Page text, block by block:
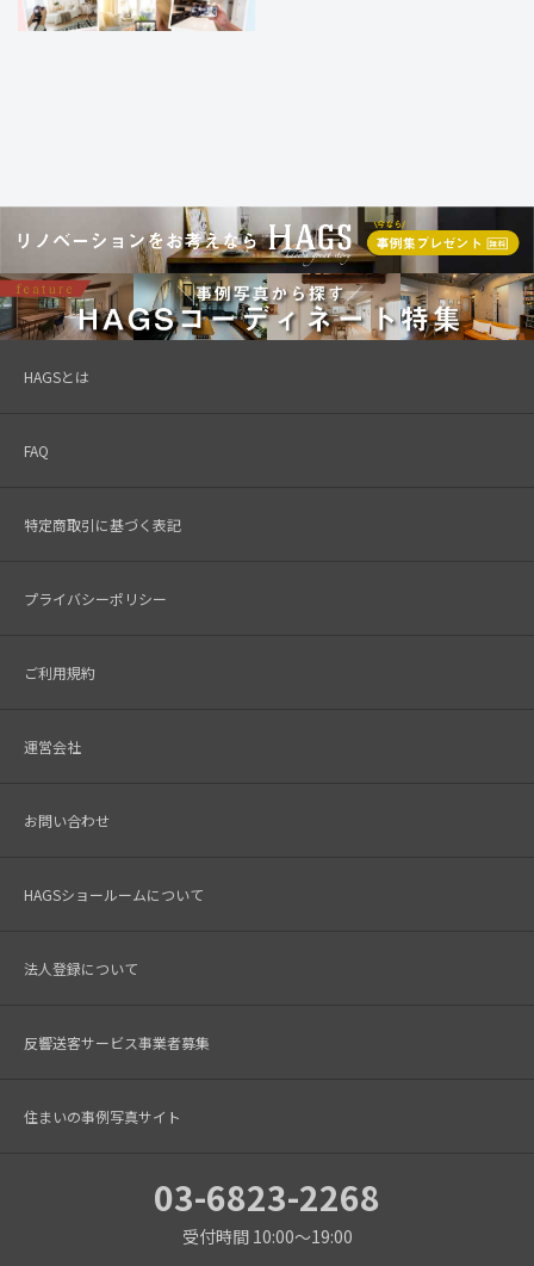
HAGSとは
FAQ
特定商取引に基づく表記
プライバシーポリシー
ご利用規約
運営会社
お問い合わせ
HAGSショールームについて
法人登録について
反響送客サービス事業者募集
住まいの事例写真サイト
03-6823-2268
受付時間 10:00～19:00